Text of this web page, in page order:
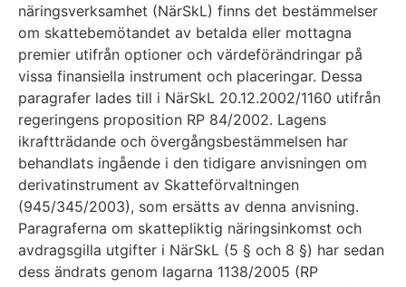
näringsverksamhet (NärSkL) finns det bestämmelser
om skattebemötandet av betalda eller mottagna
premier utifrån optioner och värdeförändringar på
vissa finansiella instrument och placeringar. Dessa
paragrafer lades till i NärSkL 20.12.2002/1160 utifrån
regeringens proposition RP 84/2002. Lagens
ikraftträdande och övergångsbestämmelsen har
behandlats ingående i den tidigare anvisningen om
derivatinstrument av Skatteförvaltningen
(945/345/2003), som ersätts av denna anvisning.
Paragraferna om skattepliktig näringsinkomst och
avdragsgilla utgifter i NärSkL (5 § och 8 §) har sedan
dess ändrats genom lagarna 1138/2005 (RP